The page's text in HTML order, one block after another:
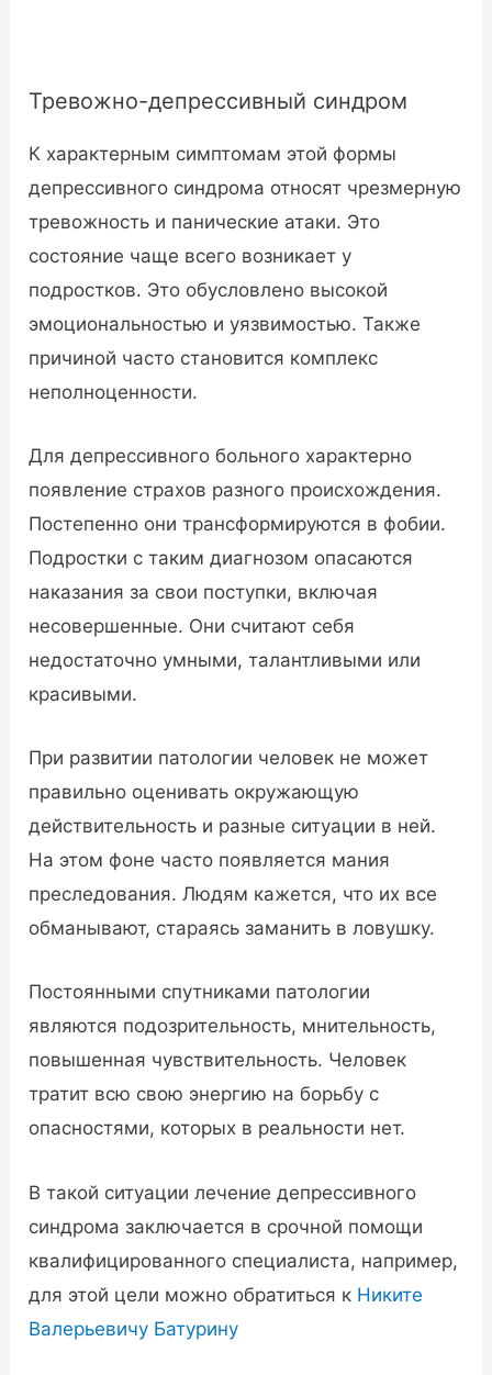
Тревожно-депрессивный синдром
К характерным симптомам этой формы
депрессивного синдрома относят чрезмерную
тревожность и панические атаки. Это
состояние чаще всего возникает у
подростков. Это обусловлено высокой
эмоциональностью и уязвимостью. Также
причиной часто становится комплекс
неполноценности.
Для депрессивного больного характерно
появление страхов разного происхождения.
Постепенно они трансформируются в фобии.
Подростки с таким диагнозом опасаются
наказания за свои поступки, включая
несовершенные. Они считают себя
недостаточно умными, талантливыми или
красивыми.
При развитии патологии человек не может
правильно оценивать окружающую
действительность и разные ситуации в ней.
На этом фоне часто появляется мания
преследования. Людям кажется, что их все
обманывают, стараясь заманить в ловушку.
Постоянными спутниками патологии
являются подозрительность, мнительность,
повышенная чувствительность. Человек
тратит всю свою энергию на борьбу с
опасностями, которых в реальности нет.
В такой ситуации лечение депрессивного
синдрома заключается в срочной помощи
квалифицированного специалиста, например,
для этой цели можно обратиться к Никите
Валерьевичу Батурину